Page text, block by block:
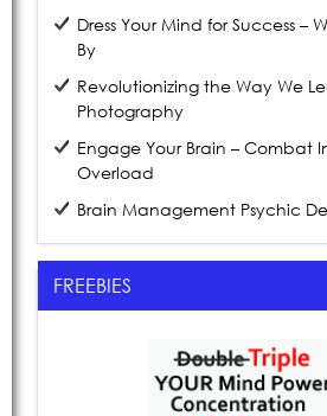
Dress Your Mind for Success –
By
Revolutionizing the Way We
Photography
Engage Your Brain – Combat
Overload
Brain Management Psychic
FREEBIES